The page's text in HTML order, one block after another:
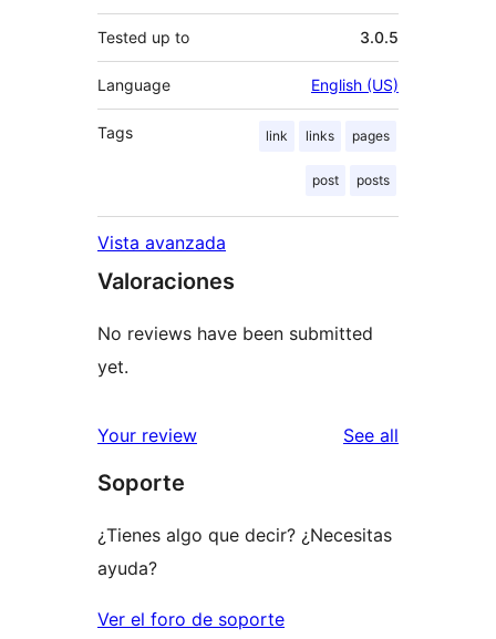
Tested up to 3.0.5
Language English (US)
Tags link links pages
post posts
Vista avanzada
Valoraciones
No reviews have been submitted
yet.
Your review See all
Soporte
¿Tienes algo que decir? ¿Necesitas
ayuda?
Ver el foro de soporte